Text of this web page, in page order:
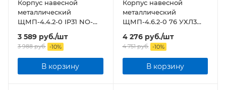
Корпус навесной
металлический
ЩМП-4.4.2-0 IP31 NO-
3 589 руб./шт
3 988руб. -10%
В корзину
Корпус навесной
металлический
ЩМП-4.6.2-0 76 УХЛ3
IP31 NO-114-07 ЭРА
4 276руб./шт
4 751руб. -10%
В корзину